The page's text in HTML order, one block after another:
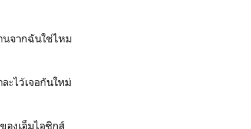
นจากฉันใช่ไหม
ะไว้เจอกันใหม่
องเอ็มไอซิกส์